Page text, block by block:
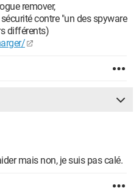
remover,
contre "un des spyware
différents)
mais non, je suis pas calé.